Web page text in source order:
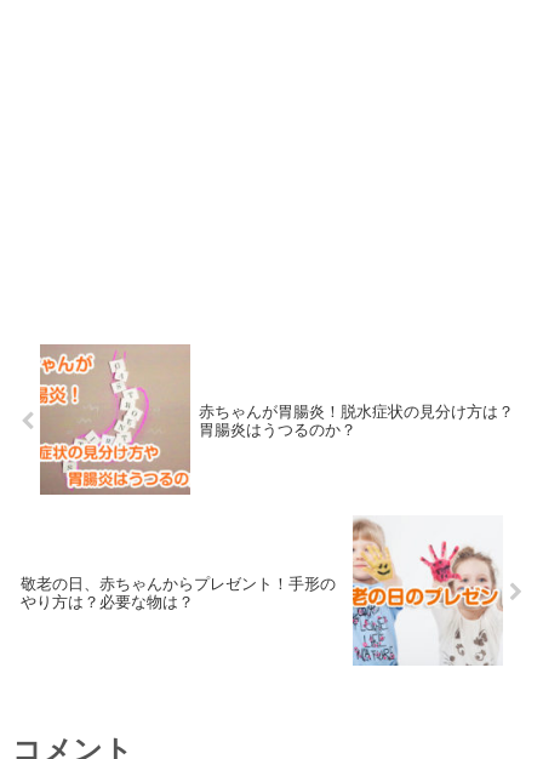
赤ちゃんが胃腸炎！脱水症状の見分け方は？
胃腸炎はうつるのか？
敬老の日、赤ちゃんからプレゼント！手形の
やり方は？必要な物は？
コメント